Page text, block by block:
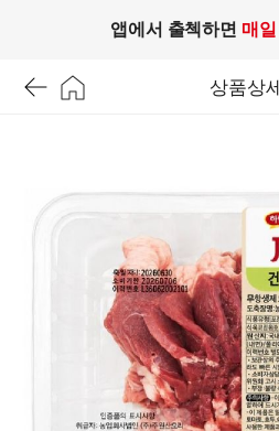
앱에서 출첵하면 매
상품상